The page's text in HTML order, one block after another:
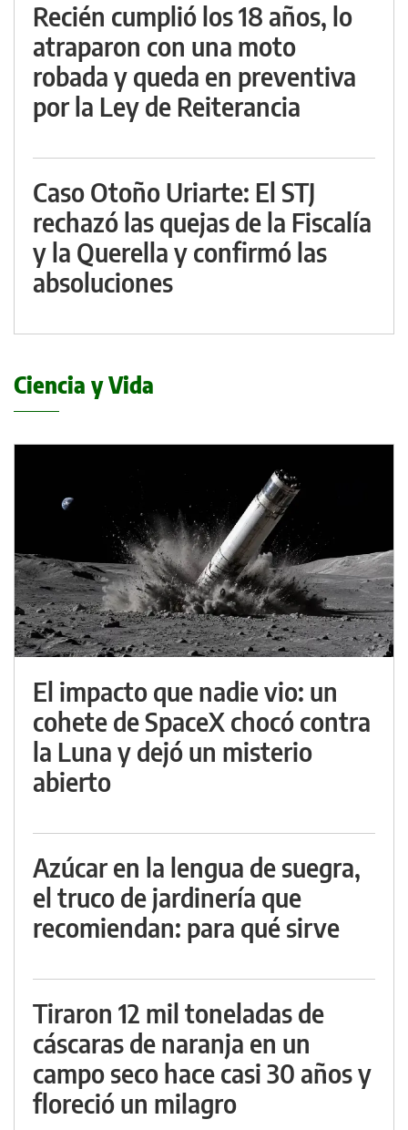
Recién cumplió los 18 años, lo
atraparon con una moto
robada y queda en preventiva
por la Ley de Reiterancia
Caso Otoño Uriarte: El STJ
rechazó las quejas de la Fiscalía
y la Querella y confirmó las
absoluciones
Ciencia y Vida
El impacto que nadie vio: un
cohete de SpaceX chocó contra
la Luna y dejó un misterio
abierto
Azúcar en la lengua de suegra,
el truco de jardinería que
recomiendan: para qué sirve
Tiraron 12 mil toneladas de
cáscaras de naranja en un
campo seco hace casi 30 años y
floreció un milagro